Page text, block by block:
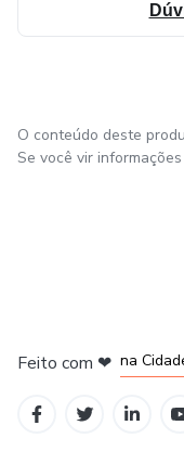
O conteúdo deste
Se você vir
Feito com ❤ na